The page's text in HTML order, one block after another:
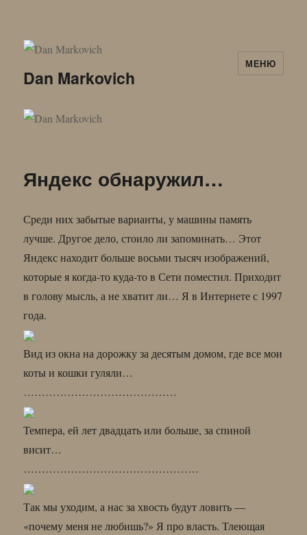
Dan Markovich
МЕНЮ
Яндекс обнаружил…
Среди них забытые варианты, у машины память
лучше. Другое дело, стоило ли запоминать… Этот
Яндекс находит больше восьми тысяч изображений,
которые я когда-то куда-то в Сети поместил. Приходит
в голову мысль, а не хватит ли… Я в Интернете с 1997
года.
Вид из окна на дорожку за десятым домом, где все мои
коты и кошки гуляли…
……………………………………
Темпера, ей лет двадцать или больше, за спиной
висит…
…………………………………………
Так мы уходим, а нас за хвость будут ловить —
«почему меня не любишь?» Я про власть. Тлеющая